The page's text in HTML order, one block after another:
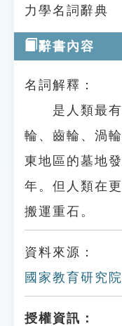
力學名詞辭典
辭書內容
名詞解釋：
是人類最有
輪、齒輪、渦
東地區的墓地
年。但人類在
搬運重石。
資料來源：
國家教育研究
授權資訊：